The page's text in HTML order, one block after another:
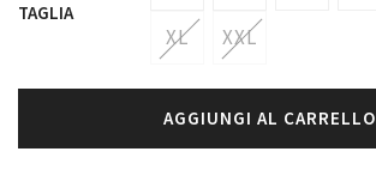
TAGLIA
XL XXL
AGGIUNGI AL CARRELLO